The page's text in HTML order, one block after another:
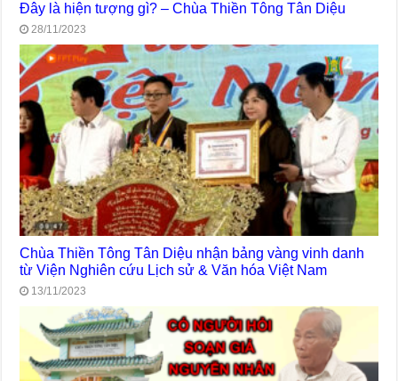
Đây là hiện tượng gì? – Chùa Thiền Tông Tân Diệu
28/11/2023
Chùa Thiền Tông Tân Diệu nhận bảng vàng vinh danh
từ Viện Nghiên cứu Lịch sử & Văn hóa Việt Nam
13/11/2023